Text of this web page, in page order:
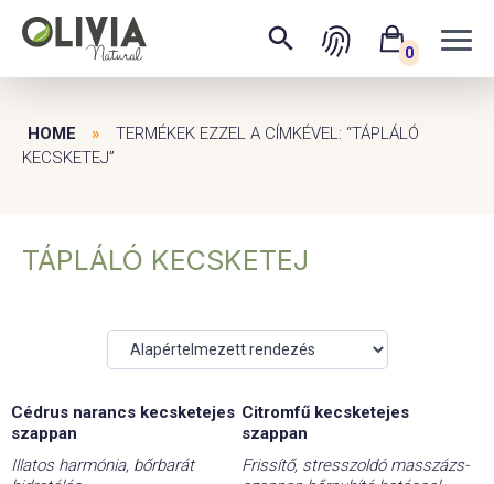
0
HOME »
TERMÉKEK EZZEL A CÍMKÉVEL: “TÁPLÁLÓ
KECSKETEJ”
TÁPLÁLÓ KECSKETEJ
Cédrus narancs kecsketejes
szappan
Illatos harmónia, bőrbarát
Citromfű kecsketejes
szappan
Frissítő, stresszoldó masszázs-